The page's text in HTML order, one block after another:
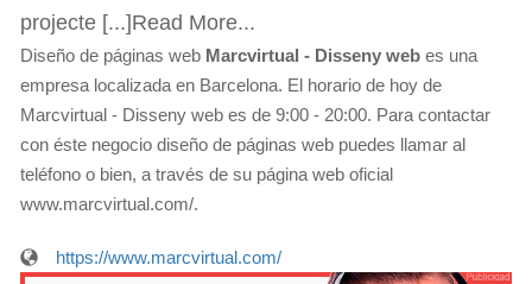
projecte [...]Read More...
Diseño de páginas web Marcvirtual - Disseny web es una
empresa localizada en Barcelona. El horario de hoy de
Marcvirtual - Disseny web es de 9:00 - 20:00. Para contactar
con éste negocio diseño de páginas web puedes llamar al
teléfono o bien, a través de su página web oficial
www.marcvirtual.com/.
https://www.marcvirtual.com/